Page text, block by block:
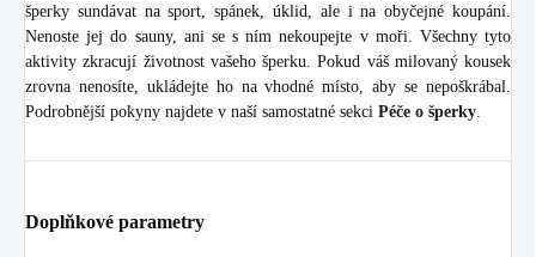
šperky sundávat na sport, spánek, úklid, ale i na obyčejné koupání.
Nenoste jej do sauny, ani se s ním nekoupejte v moři. Všechny tyto
aktivity zkracují životnost vašeho šperku. Pokud váš milovaný kousek
zrovna nenosíte, ukládejte ho na vhodné místo, aby se nepoškrábal.
Podrobnější pokyny najdete v naší samostatné sekci Péče o šperky
Doplňkové parametry